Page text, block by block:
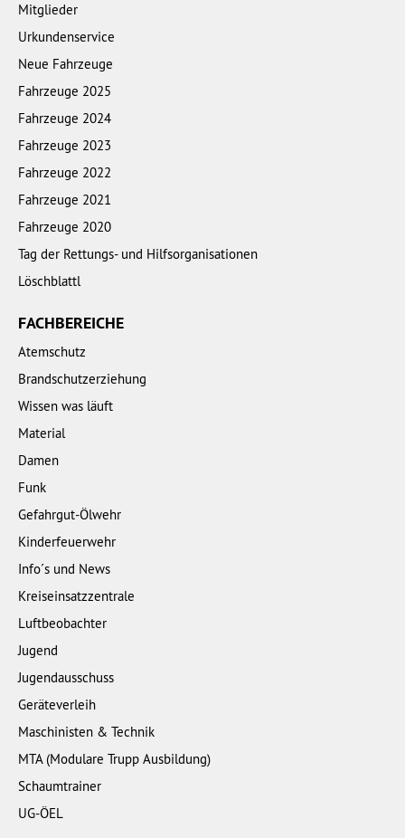
Mitglieder
Urkundenservice
Neue Fahrzeuge
Fahrzeuge 2025
Fahrzeuge 2024
Fahrzeuge 2023
Fahrzeuge 2022
Fahrzeuge 2021
Fahrzeuge 2020
Tag der Rettungs- und Hilfsorganisationen
Löschblattl
FACHBEREICHE
Atemschutz
Brandschutzerziehung
Wissen was läuft
Material
Damen
Funk
Gefahrgut-Ölwehr
Kinderfeuerwehr
Info´s und News
Kreiseinsatzzentrale
Luftbeobachter
Jugend
Jugendausschuss
Geräteverleih
Maschinisten & Technik
MTA (Modulare Trupp Ausbildung)
Schaumtrainer
UG-ÖEL